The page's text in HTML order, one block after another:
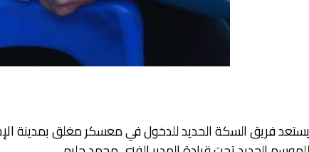
يستعد فريق السكة الحديد للدخول في معسكر مغلق بمدينة